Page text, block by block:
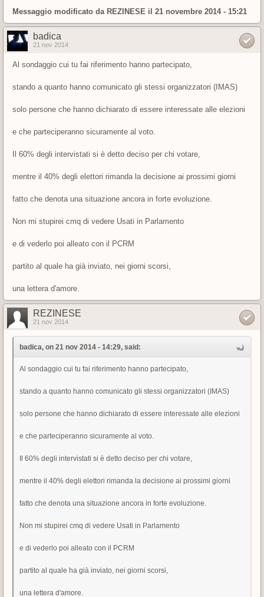
Messaggio modificato da REZINESE il 21 novembre 2014 - 15:21
badica
21 nov 2014
Al sondaggio cui tu fai riferimento hanno partecipato,
stando a quanto hanno comunicato gli stessi organizzatori (IMAS)
solo persone che hanno dichiarato di essere interessate alle elezioni
e che parteciperanno sicuramente al voto.
Il 60% degli intervistati si è detto deciso per chi votare,
mentre il 40% degli elettori rimanda la decisione ai prossimi giorni
fatto che denota una situazione ancora in forte evoluzione.
Non mi stupirei cmq di vedere Usati in Parlamento
e di vederlo poi alleato con il PCRM
partito al quale ha già inviato, nei giorni scorsi,
una lettera d'amore.
REZINESE
21 nov 2014
badica, on 21 nov 2014 - 14:29, said:
Al sondaggio cui tu fai riferimento hanno partecipato,
stando a quanto hanno comunicato gli stessi organizzatori (IMAS)
solo persone che hanno dichiarato di essere interessate alle elezioni
e che parteciperanno sicuramente al voto.
Il 60% degli intervistati si è detto deciso per chi votare,
mentre il 40% degli elettori rimanda la decisione ai prossimi giorni
fatto che denota una situazione ancora in forte evoluzione.
Non mi stupirei cmq di vedere Usati in Parlamento
e di vederlo poi alleato con il PCRM
partito al quale ha già inviato, nei giorni scorsi,
una lettera d'amore.